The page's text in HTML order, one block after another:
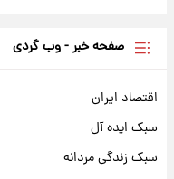
صفحه خبر - وب گردی
اقتصاد ایران
سبک ایده آل
سبک زندگی مردانه